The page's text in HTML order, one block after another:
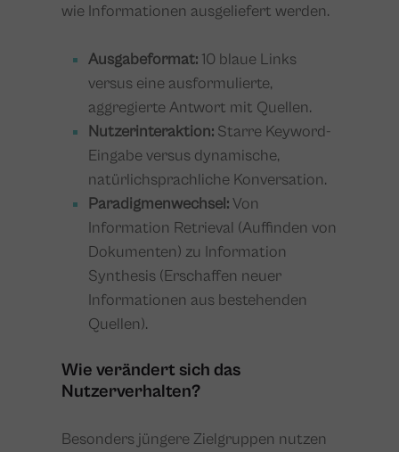
wie Informationen ausgeliefert werden.
Ausgabeformat: 10 blaue Links
versus eine ausformulierte,
aggregierte Antwort mit Quellen.
Nutzerinteraktion: Starre Keyword-
Eingabe versus dynamische,
natürlichsprachliche Konversation.
Paradigmenwechsel:Von
Information Retrieval (Auffinden von
Dokumenten) zu Information
Synthesis (Erschaffen neuer
Informationen aus bestehenden
Quellen).
Wie verändert sich das
Nutzerverhalten?
Besonders jüngere Zielgruppen nutzen